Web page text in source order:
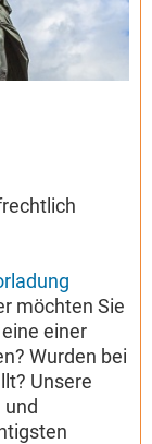
möchten Sie
einer
Wurden bei
Unsere